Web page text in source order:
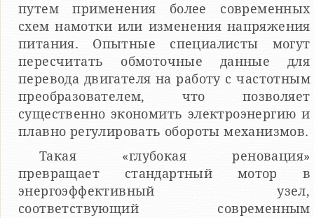
путем применения более современных
схем намотки или изменения напряжения
питания. Опытные специалисты могут
пересчитать обмоточные данные для
перевода двигателя на работу с частотным
преобразователем, что позволяет
существенно экономить электроэнергию и
плавно регулировать обороты механизмов.
Такая «глубокая реновация»
превращает стандартный мотор в
энергоэффективный узел,
соответствующий современным